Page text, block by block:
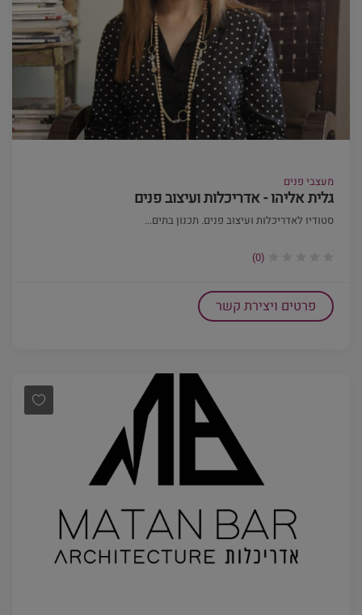
מעצבי פנים
גלית אליהו - אדריכלות ועיצוב פנים
סטודיו לאדריכלות ועיצוב פנים. תכנון בתים...
(0)
פרטים ויצירת קשר